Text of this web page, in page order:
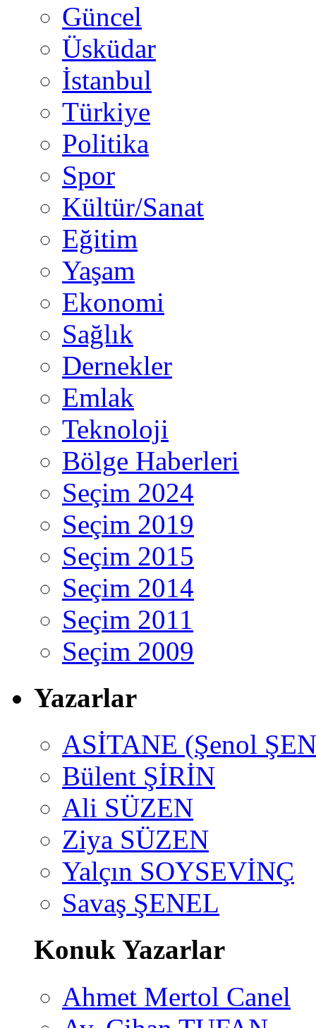
Güncel
Üsküdar
İstanbul
Türkiye
Politika
Spor
Kültür/Sanat
Eğitim
Yaşam
Ekonomi
Sağlık
Dernekler
Emlak
Teknoloji
Bölge Haberleri
Seçim 2024
Seçim 2019
Seçim 2015
Seçim 2014
Seçim 2011
Seçim 2009
Yazarlar
ASİTANE (Şenol
Bülent ŞİRİN
Ali SÜZEN
Ziya SÜZEN
Yalçın SOYSEVİNÇ
Savaş ŞENEL
Konuk Yazarlar
Ahmet Mertol Canel